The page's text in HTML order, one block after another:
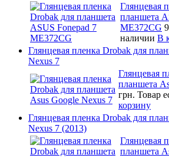
Глянцевая
планшета
ME372CG
наличии В
Глянцевая пленка Drobak для
Nexus 7
Глянцевая
планшета
грн. Товар
корзину
Глянцевая пленка Drobak для
Nexus 7 (2013)
Глянцевая
планшета